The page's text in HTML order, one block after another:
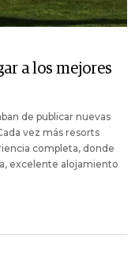
a los mejores
de publicar nuevas
vez más resorts
completa, donde
excelente alojamiento